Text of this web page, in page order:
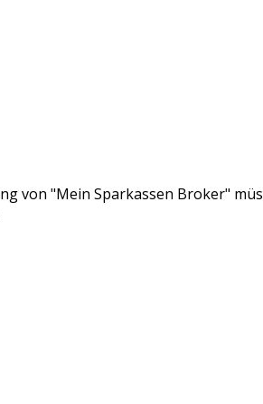
von "Mein Sparkassen Broker"